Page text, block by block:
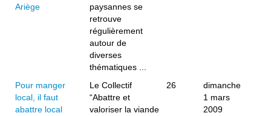
Ariège
paysannes se
retrouve
régulièrement
autour de
diverses
thématiques ...
Pour manger
local, il faut
abattre local
Le Collectif
“Abattre et
valoriser la viande
26
dimanche
1 mars
2009